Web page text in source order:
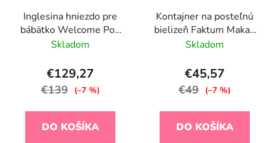
Inglesina hniezdo pre
bábätko Welcome Pod
Harmony Grey
Skladom
€129,27
€139 (–7 %)
DO KOŠÍKA
Kontajner na posteľnú
bielizeň Faktum Makao
80 X 160 cm
Skladom
€45,57
€49 (–7 %)
DO KOŠÍKA